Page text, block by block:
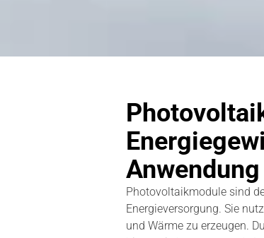
Anwendung
Photovoltaikmodule sind
Energieversorgung. Sie
und Wärme zu erzeugen.